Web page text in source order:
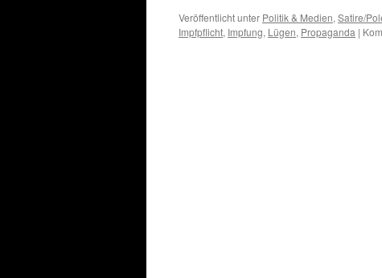
Veröffentlicht unter Politik & Medien, Satire/
Impfpflicht, Impfung, Lügen, Propaganda |